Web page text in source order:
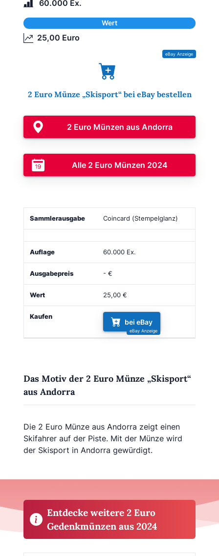
60.000 Ex.
Wert
25,00 Euro
2 Euro Münze „Skisport“ bei eBay bestellen
2 Euro Münzen aus Andorra
Alle 2 Euro Münzen 2024
Sammlerausgabe Bild Auflage Ausgabepreis
Coincard (Stempelglanz)
60.000 Ex.
- €
25,00 €
bei eBay
Das Motiv der 2 Euro Münze „Skisport“
aus Andorra
Die 2 Euro Münze aus Andorra zeigt einen
Skifahrer auf der Piste. Mit der Münze wird
der Skisport in Andorra gewürdigt.
Entdecke weitere 2 Euro
Gedenkmünzen aus 2024